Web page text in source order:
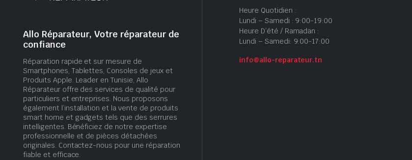
Allo Réparateur, Votre réparateur de
confiance
Réparation rapide et sur mesure de
Smartphones, Tablettes, Consoles de jeux et
Produits Apple. Leader en Tunisie, Allo
Réparateur offre des services de qualité pour
particuliers et entreprises. Nous proposons
également l’installation et la vente de produits
smart home et gadgets tels que des serrures
intelligentes. Bénéficiez de notre expertise
professionnelle et de pièces détachées
originales. Contactez-nous pour une réparation
fiable et efficace.
Heure Quotidien :
Lundi – Samedi : 9:00-19:00
Heure D’été / Ramadan :
Lundi – Samedi: 9:00-17:00
info@allo-reparateur.tn